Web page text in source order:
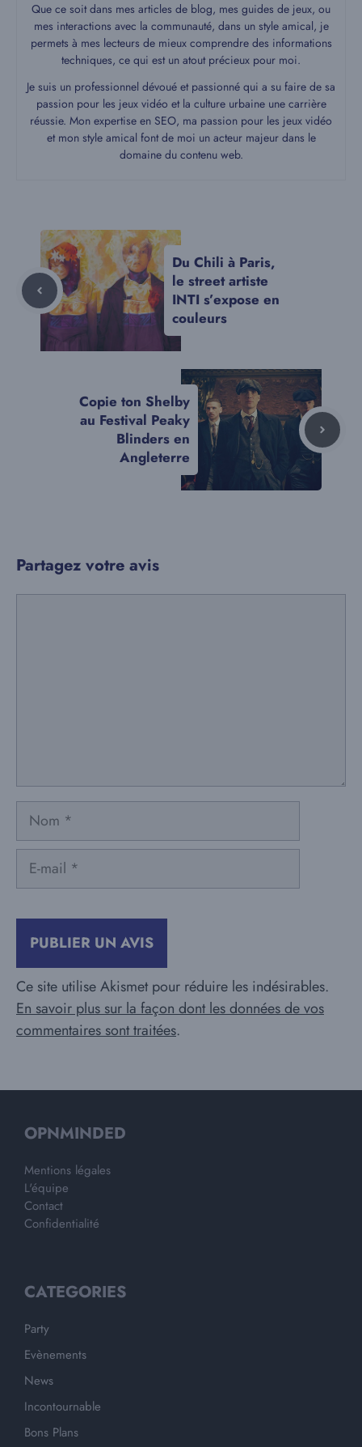
Que ce soit dans mes articles de blog, mes guides de jeux, ou
mes interactions avec la communauté, dans un style amical, je
permets à mes lecteurs de mieux comprendre des informations
techniques, ce qui est un atout précieux pour moi.
Je suis un professionnel dévoué et passionné qui a su faire de sa
passion pour les jeux vidéo et la culture urbaine une carrière
réussie. Mon expertise en SEO, ma passion pour les jeux vidéo
et mon style amical font de moi un acteur majeur dans le
domaine du contenu web.
Du Chili à Paris,
le street artiste
INTI s’expose en
couleurs
Copie ton Shelby
au Festival Peaky
Blinders en
Angleterre
Partagez votre avis
Nom
mail
Ce site utilise Akismet pour réduire les indésirables.
En savoir plus sur la façon dont les données de vos
commentaires sont traitées.
OPNMINDED
Mentions légales
L'équipe
Contact
Confidentialité
CATEGORIES
Party
Evènements
News
Incontournable
Bons Plans